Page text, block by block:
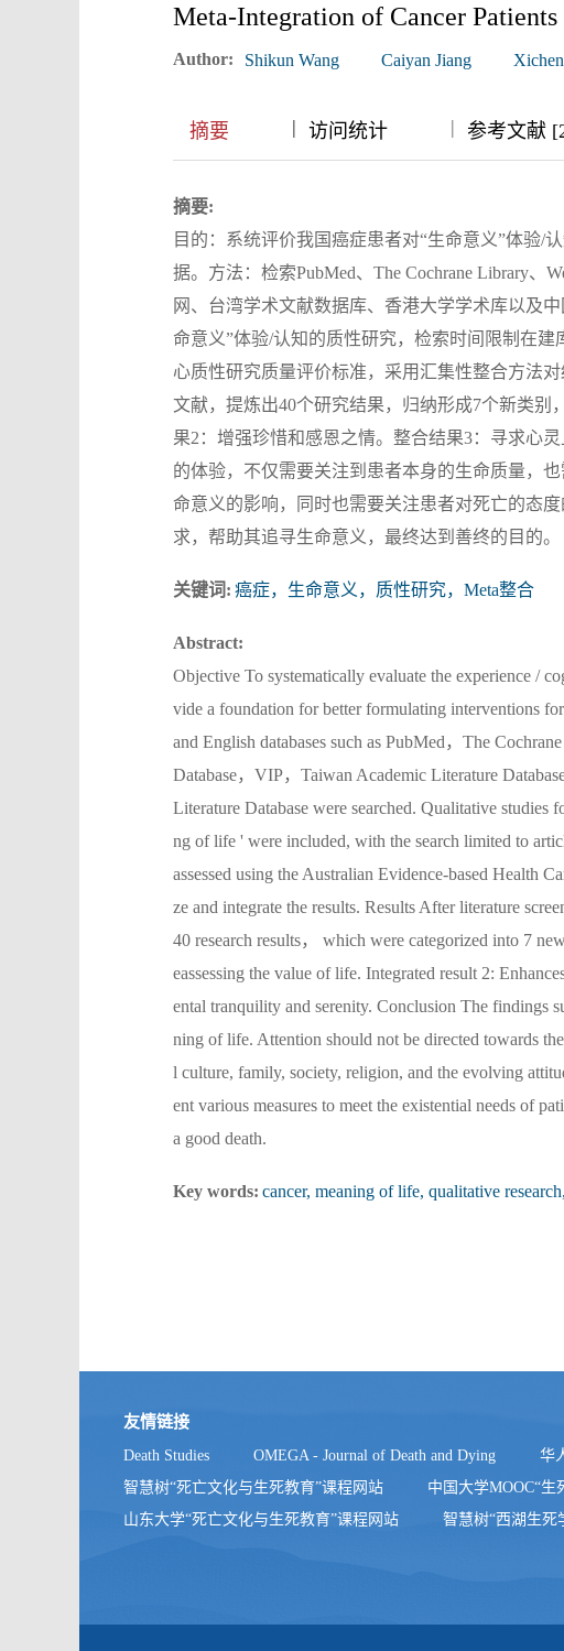
Meta-Integration of Cancer
Author: Shikun Wang Caiyan Jiang
摘要 || 访问统计 | 参考文献
摘要:
目的：系统评价我国癌症患者对“生命意义”体验/
据。方法：检索PubMed、The Cochrane Library、
网、台湾学术文献数据库、香港大学学术库以及
命意义”体验/认知的质性研究，检索时间限制在
心质性研究质量评价标准，采用汇集性整合方法
文献，提炼出40个研究结果，归纳形成7个新类
果2：增强珍惜和感恩之情。整合结果3：寻求心
的体验，不仅需要关注到患者本身的生命质量，
命意义的影响，同时也需要关注患者对死亡的态
求，帮助其追寻生命意义，最终达到善终的目的。
关键词: 癌症，生命意义，质性研究，Meta整合
Abstract:
Objective To systematically evaluate the experience /
vide a foundation for better formulating interventions
and English databases such as PubMed，The
Database，VIP，Taiwan Academic Literature
Literature Database were searched. Qualitative studies
ng of life ' were included, with the search limited to
assessed using the Australian Evidence-based Health
ze and integrate the results. Results After literature
40 research results， which were categorized into 7
eassessing the value of life. Integrated result 2:
ental tranquility and serenity. Conclusion The findings
ning of life. Attention should not be directed towards
l culture, family, society, religion, and the evolving
ent various measures to meet the existential needs of
a good death.
Key words: cancer, meaning of life, qualitative
友情链接
Death Studies OMEGA - Journal of Death and Dying 华
智慧树“死亡文化与生死教育”课程网站
中国大学MOOC“生
山东大学“死亡文化与生死教育”课程网站
智慧树“西湖生死